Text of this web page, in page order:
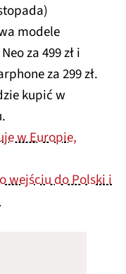
modele
za 499 zł i
za 299 zł.
kupić w
w Europie,
wejściu do Polski i